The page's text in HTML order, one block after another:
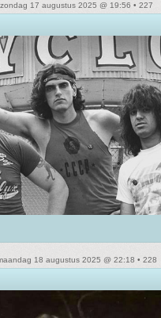
zondag 17 augustus 2025 @ 19:56 • 227
18 augustus 2025 @ 22:18 • 228